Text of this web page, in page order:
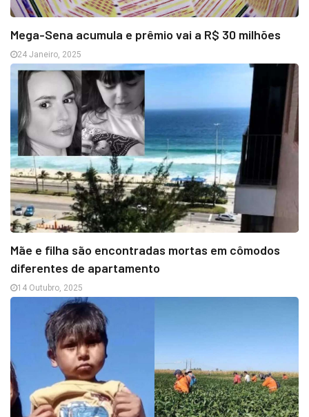
Mega-Sena acumula e prêmio vai a R$ 30 milhões
24 Janeiro, 2025
Mãe e filha são encontradas mortas em cômodos
diferentes de apartamento
14 Outubro, 2025